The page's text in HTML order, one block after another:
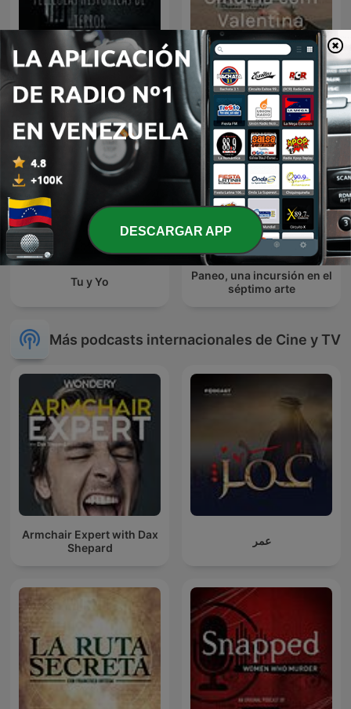
Películas históricas de
Cinema com Valentina
Tu y Yo
Paneo, una incursión en el
séptimo arte
Más podcasts internacionales de Cine y TV
Armchair Expert with Dax
Shepard
عمر
DESCARGAR APP